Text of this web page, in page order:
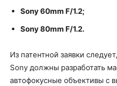
Sony 60mm F/1.2;
Sony 80mm F/1.2.
Из патентной заявки
Sony должны разработать
автофокусные объективы с